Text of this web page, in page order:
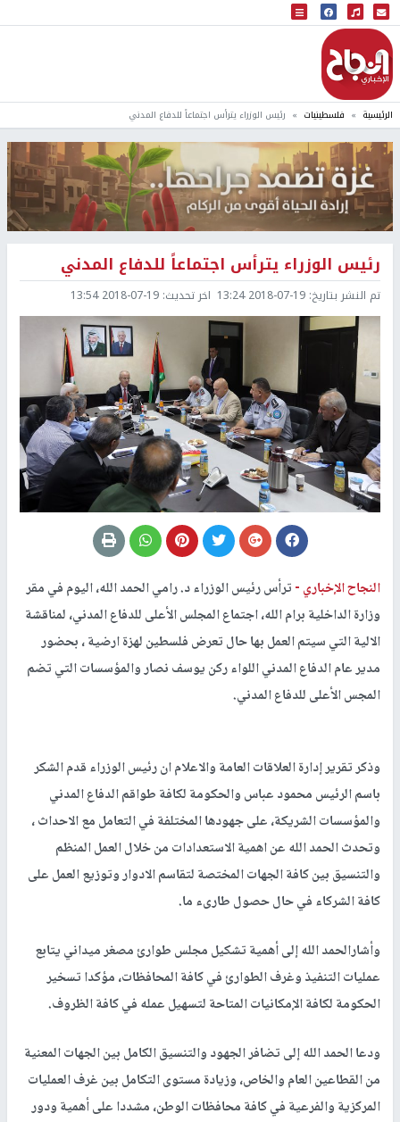
البث المباشر
إذاعة النجاح
الرئيسية فلسطينيات رئيس الوزراء يترأس اجتماعاً للدفاع المدني
رئيس الوزراء يترأس اجتماعاً للدفاع المدني
تم النشر بتاريخ: 2018-07-19 13:24 اخر تحديث: 2018-07-19 13:54
النجاح الإخباري -ترأس رئيس الوزراء د. رامي الحمد الله، اليوم في مقر
وزارة الداخلية برام الله، اجتماع المجلس الأعلى للدفاع المدني، لمناقشة
الالية التي سيتم العمل بها حال تعرض فلسطين لهزة ارضية ، بحضور
مدير عام الدفاع المدني اللواء ركن يوسف نصار والمؤسسات التي تضم
المجس الأعلى للدفاع المدني.
وذكر تقرير إدارة العلاقات العامة والاعلام ان رئيس الوزراء قدم الشكر
باسم الرئيس محمود عباس والحكومة لكافة طواقم الدفاع المدني
والمؤسسات الشريكة، على جهودها المختلفة في التعامل مع الاحداث ،
وتحدث الحمد الله عن اهمية الاستعدادات من خلال العمل المنظم
والتنسيق بين كافة الجهات المختصة لتقاسم الادوار وتوزيع العمل على
كافة الشركاء في حال حصول طارىء ما.
وأشارالحمد الله إلى أهمية تشكيل مجلس طوارئ مصغر ميداني يتابع
عمليات التنفيذ وغرف الطوارئ في كافة المحافظات، مؤكدا تسخير
الحكومة لكافة الإمكانيات المتاحة لتسهيل عمله في كافة الظروف.
ودعا الحمد الله إلى تضافر الجهود والتنسيق الكامل بين الجهات المعنية
من القطاعين العام والخاص، وزيادة مستوى التكامل بين غرف العمليات
المركزية والفرعية في كافة محافظات الوطن، مشددا على أهمية ودور